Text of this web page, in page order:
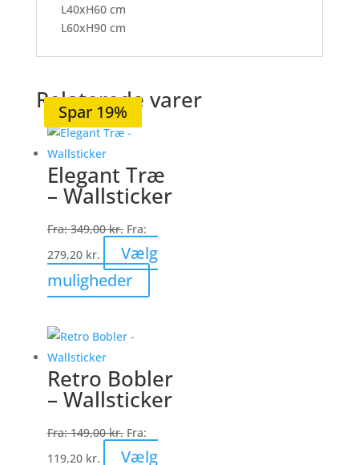
L40xH60 cm
L60xH90 cm
Relaterede varer
Spar 20%
Elegant Træ
– Wallsticker
Fra:349,00kr. Fra:
279,20 kr.
Vælg
muligheder
vare
Mulighederne
kan
på
Spar 19%
Retro Bobler
– Wallsticker
Fra:149,00kr. Fra:
119,20 kr. Vælg
Spar 21%
Spar 20%
Spar 19%